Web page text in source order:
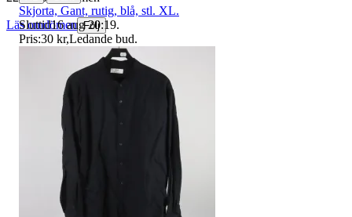
Läs omdömen Följ
Skjorta, Gant, rutig, blå, stl. XL.
Sluttid16 aug 20:19.
Pris:30 kr,Ledande bud.